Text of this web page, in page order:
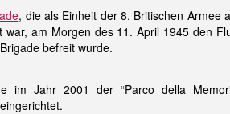
, die als Einheit der 8. Britischen Armee
am Morgen des 11. April 1945 den
befreit wurde.
im Jahr 2001 der “Parco della